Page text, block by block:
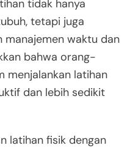
tidak hanya
tetapi juga
manajemen waktu dan
bahwa orang-
menjalankan latihan
dan lebih sedikit
latihan fisik dengan